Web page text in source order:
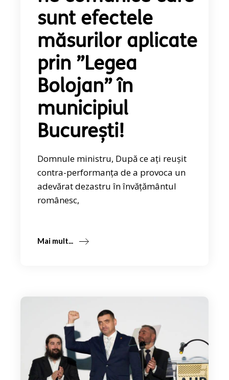
sunt efectele
măsurilor aplicate
prin ”Legea
Bolojan” în
municipiul
București!
Domnule ministru, După ce ați reușit
contra-performanța de a provoca un
adevărat dezastru în învățământul
românesc,
Mai mult...